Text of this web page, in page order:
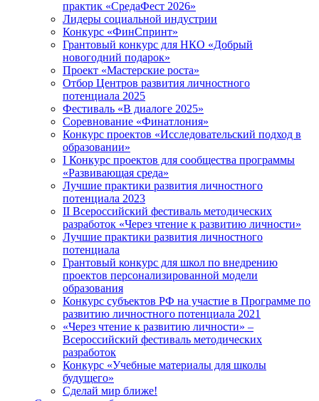
практик «СредаФест 2026»
Лидеры социальной индустрии
Конкурс «ФинСпринт»
Грантовый конкурс для НКО «Добрый
новогодний подарок»
Проект «Мастерские роста»
Отбор Центров развития личностного
потенциала 2025
Фестиваль «В диалоге 2025»
Соревнование «Финатлония»
Конкурс проектов «Исследовательский подход в
образовании»
I Конкурс проектов для сообщества программы
«Развивающая среда»
Лучшие практики развития личностного
потенциала 2023
II Всероссийский фестиваль методических
разработок «Через чтение к развитию личности»
Лучшие практики развития личностного
потенциала
Грантовый конкурс для школ по внедрению
проектов персонализированной модели
образования
Конкурс субъектов РФ на участие в Программе по
развитию личностного потенциала 2021
«Через чтение к развитию личности» –
Всероссийский фестиваль методических
разработок
Конкурс «Учебные материалы для школы
будущего»
Сделай мир ближе!